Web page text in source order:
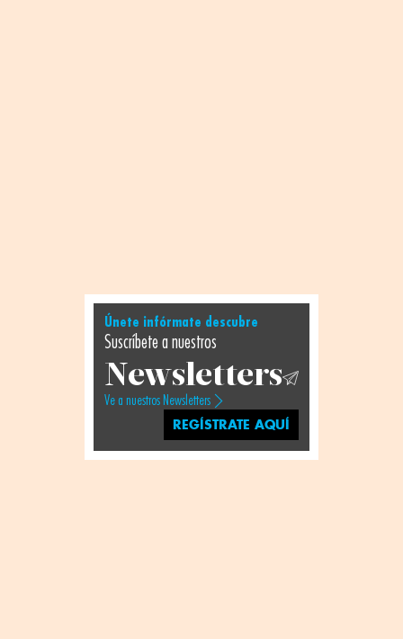
Únete infórmate descubre
Suscríbete a nuestros
Newsletters
Ve a nuestros Newsletters
REGÍSTRATE AQUÍ